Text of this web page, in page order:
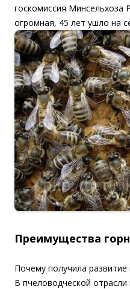
госкомиссия
огромная, 45 лет ушло на
Преимущества
Почему получила
В пчеловодческой